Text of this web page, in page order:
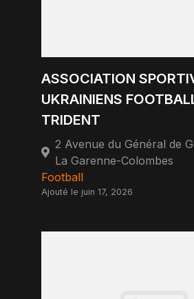
ASSOCIATION
UKRAINIENS
TRIDENT
2 Avenue du Général de
La Garenne-Colombes
Football
Ajouté le juin 17, 2026